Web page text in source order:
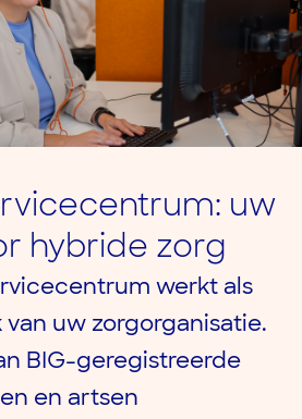
uw
hybride zorg
werkt als
uw zorgorganisatie.
BIG-geregistreerde
en artsen